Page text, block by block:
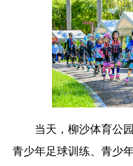
重庆
西藏
宁夏
多语种频道
English
Русский
当天，柳沙体育公园
青少年足球训练、青少